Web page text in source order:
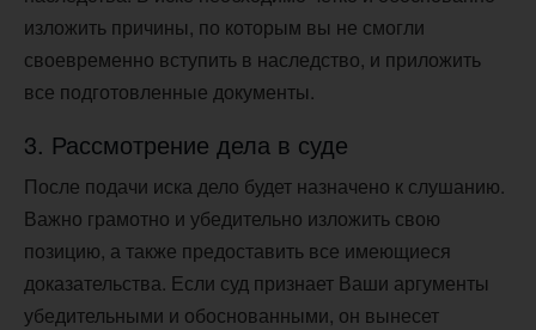
изложить причины, по которым вы не смогли
своевременно вступить в наследство, и приложить
все подготовленные документы.
3. Рассмотрение дела в суде
После подачи иска дело будет назначено к слушанию.
Важно грамотно и убедительно изложить свою
позицию, а также предоставить все имеющиеся
доказательства. Если суд признает Ваши аргументы
убедительными и обоснованными, он вынесет